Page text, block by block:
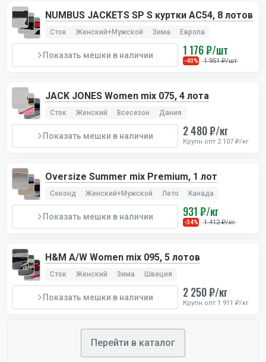
9 Толстовки CAN
Классные Канадские толстовки. Толстовки
универсальные, как женские, так и мужские
Ваша цена 450 ₽/шт
Цена в ритейле 3000-6000 ₽/шт
Вес лота 10 кг
Получить скидку на первый заказ
NUMBUS JACKETS SP S куртки AC54, 8 лотов
Сток Женский+Мужской Зима Европа
Показать мешки в наличии 1 176 ₽/шт
-40% 1 951 ₽/шт
JACK JONES Women mix 075, 4 лота
Сток Женский Всесезон Дания
Показать мешки в наличии 2 480 ₽/кг
Крупн.опт 2 107 ₽/кг
Oversize Summer mix Premium, 1 лот
Секонд Женский+Мужской Лето Канада
Показать мешки в наличии 931 ₽/кг
-34% 1 412 ₽/кг
H&M A/W Women mix 095, 5 лотов
Сток Женский Зима Швеция
Показать мешки в наличии 2 250 ₽/кг
Крупн.опт 1 911 ₽/кг
Перейти в каталог